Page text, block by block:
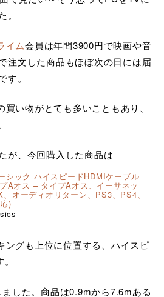
イム会員は年間3900円で映画や音
注文した商品もほぼ次の日には届
す。
い物がとても多いこともあり、
が、今回購入した商品は
シック ハイスピードHDMIケーブル
Aオス – タイプAオス、イーサネッ
、オーディオリターン、PS3、PS4、
)
ングも上位に位置する、ハイスピ
した。商品は0.9mから7.6mある